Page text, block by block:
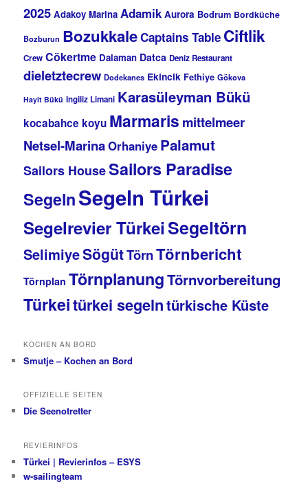
2025 Adakoy Marina Adamik Aurora Bodrum Bordküche
Bozburun BozukkaleCaptains Table Ciftlik
Crew Cökertme Dalaman Datca Deniz Restaurant
dieletztecrew Dodekanes Ekincik Fethiye Gökova
Hayit Bükü Ingiliz Limani Karasüleyman Bükü
kocabahce koyu Marmaris mittelmeer
Netsel-MarinaOrhaniye Palamut
Sailors HouseSailors Paradise
SegelnSegeln Türkei
Segelrevier TürkeiSegeltörn
SelimiyeSögütTörnTörnbericht
Törnplan TörnplanungTörnvorbereitung
Türkeitürkei segelntürkische Küste
KOCHEN AN BORD
Smutje – Kochen an Bord
OFFIZIELLE SEITEN
Die Seenotretter
REVIERINFOS
Türkei | Revierinfos – ESYS
w-sailingteam